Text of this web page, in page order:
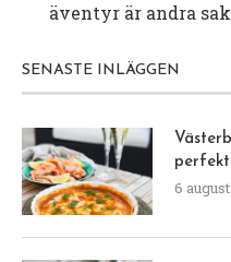
äventyr är andra
SENASTE INLÄGGEN
6